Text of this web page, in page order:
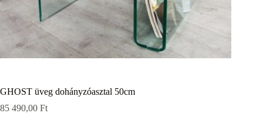
GHOST üveg dohányzóasztal 50cm
85 490,00 Ft